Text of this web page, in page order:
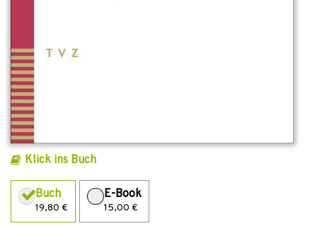
Klick ins Buch
Buch
19,80 €
E-Book
15,00 €